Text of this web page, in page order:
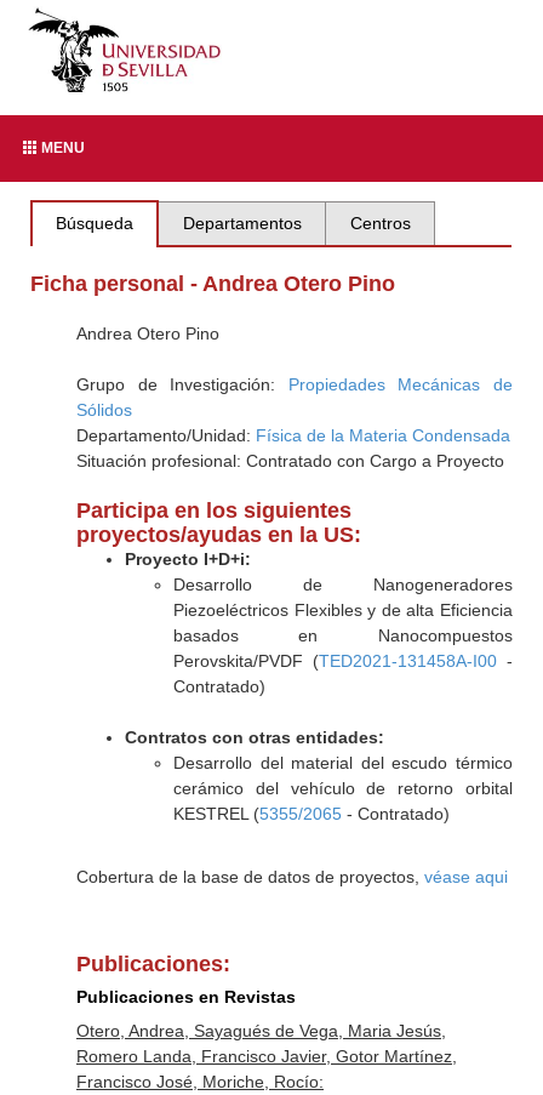
MENU
Búsqueda Departamentos Centros
Ficha personal - Andrea Otero Pino
Andrea Otero Pino
Grupo de Investigación: Propiedades Mecánicas de
Sólidos
Departamento/Unidad: Física de la Materia Condensada
Situación profesional: Contratado con Cargo a Proyecto
Participa en los siguientes
proyectos/ayudas en la US:
Proyecto I+D+i:
Desarrollo de Nanogeneradores
Piezoeléctricos Flexibles y de alta Eficiencia
basados en Nanocompuestos
Perovskita/PVDF (TED2021-131458A-I00-
Contratado)
Contratos con otras entidades:
Desarrollo del material del escudo térmico
cerámico del vehículo de retorno orbital
KESTREL (5355/2065- Contratado)
Cobertura de la base de datos de proyectos, véase aqui
Publicaciones:
Publicaciones en Revistas
Otero, Andrea, Sayagués de Vega, Maria Jesús,
Romero Landa, Francisco Javier, Gotor Martínez,
Francisco José, Moriche, Rocío: